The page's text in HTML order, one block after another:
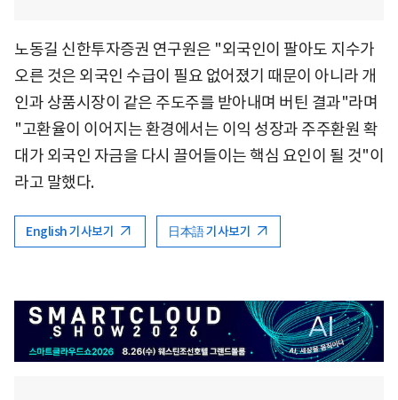
노동길 신한투자증권 연구원은 "외국인이 팔아도 지수가
오른 것은 외국인 수급이 필요 없어졌기 때문이 아니라 개
인과 상품시장이 같은 주도주를 받아내며 버틴 결과"라며
"고환율이 이어지는 환경에서는 이익 성장과 주주환원 확
대가 외국인 자금을 다시 끌어들이는 핵심 요인이 될 것"이
라고 말했다.
English 기사보기 日本語 기사보기